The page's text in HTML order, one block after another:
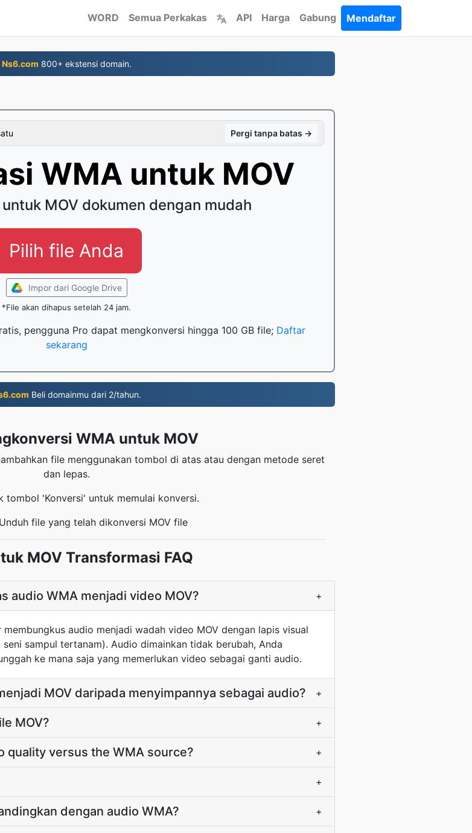
WORD Semua Perkakas API Harga Gabung Mendaftar
Ns6.com 800+ ekstensi domain.
Pergi tanpa batas →
WMA untuk MOV
MOV dokumen dengan mudah
Pilih file Anda
Impor dari Google Drive
*File akan dihapus setelah 24 jam.
pengguna Pro dapat mengkonversi hingga 100 GB file; Daftar
sekarang
Beli domainmu dari 2/tahun.
WMA untuk MOV
file menggunakan tombol di atas atau dengan metode seret
dan lepas.
tombol 'Konversi' untuk memulai konversi.
file yang telah dikonversi MOV file
MOV Transformasi FAQ
audio WMA menjadi video MOV? +
audio menjadi wadah video MOV dengan lapis visual
sampul tertanam). Audio dimainkan tidak berubah, Anda
ke mana saja yang memerlukan video sebagai ganti audio.
MOV daripada menyimpannya sebagai audio? +
MOV? +
quality versus the WMA source? +
+
dengan audio WMA? +